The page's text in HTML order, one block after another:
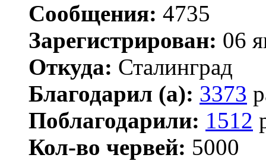
Сообщения: 4735
Зарегистрирован: 06
Откуда: Сталинград
Благодарил (а): 3373
Поблагодарили: 1512
Кол-во червей: 5000